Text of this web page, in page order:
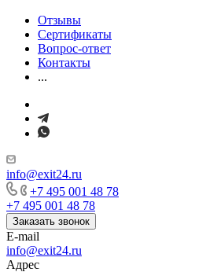
Отзывы
Сертификаты
Вопрос-ответ
Контакты
...
info@exit24.ru
+7 495 001 48 78
+7 495 001 48 78
Заказать звонок
E-mail
info@exit24.ru
Адрес